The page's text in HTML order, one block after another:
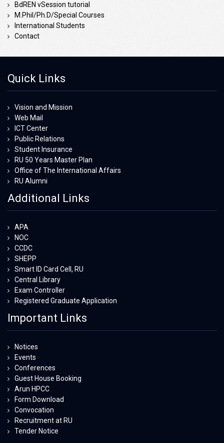
BdREN vSession tutorial
M.Phil/Ph.D/Special Courses
International Students
Contact
Quick Links
Vision and Mission
Web Mail
ICT Center
Public Relations
Student Insurance
RU 50 Years Master Plan
Office of The International Affairs
RU Alumni
Additional Links
APA
NOC
CCDC
SHEPP
Smart ID Card Cell, RU
Central Library
Exam Controller
Registered Graduate Application
Important Links
Notices
Events
Conferences
Guest House Booking
Arun HPCC
Form Download
Convocation
Recruitment at RU
Tender Notice